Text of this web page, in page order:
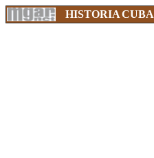
HISTORIACUBA